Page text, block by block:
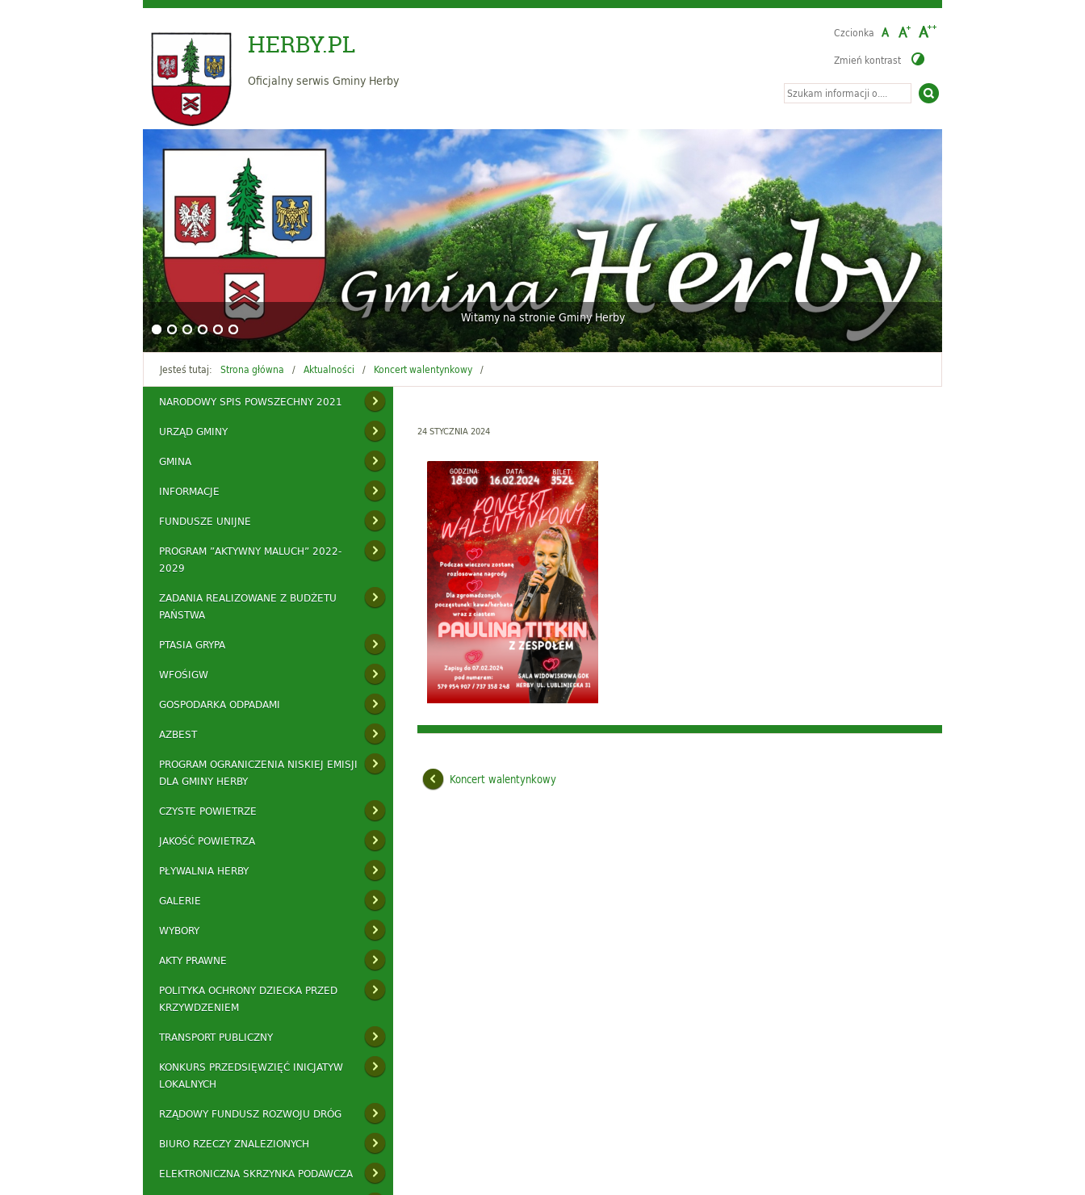
Czcionka
Zmień kontrast
HERBY.PL
Oficjalny serwis Gminy Herby
Witamy na stronie Gminy Herby
Jesteś tutaj: Strona główna Aktualności Koncert walentynkowy
NARODOWY SPIS POWSZECHNY 2021
URZĄD GMINY
GMINA
INFORMACJE
FUNDUSZE UNIJNE
PROGRAM ”AKTYWNY MALUCH” 2022-
2029
ZADANIA REALIZOWANE Z BUDŻETU
PAŃSTWA
PTASIA GRYPA
WFOŚIGW
GOSPODARKA ODPADAMI
AZBEST
PROGRAM OGRANICZENIA NISKIEJ EMISJI
DLA GMINY HERBY
CZYSTE POWIETRZE
JAKOŚĆ POWIETRZA
PŁYWALNIA HERBY
GALERIE
WYBORY
AKTY PRAWNE
POLITYKA OCHRONY DZIECKA PRZED
KRZYWDZENIEM
TRANSPORT PUBLICZNY
KONKURS PRZEDSIĘWZIĘĆ INICJATYW
LOKALNYCH
RZĄDOWY FUNDUSZ ROZWOJU DRÓG
BIURO RZECZY ZNALEZIONYCH
ELEKTRONICZNA SKRZYNKA PODAWCZA
24 STYCZNIA 2024
Koncert walentynkowy